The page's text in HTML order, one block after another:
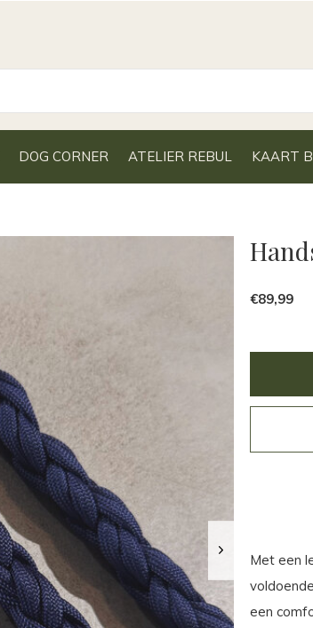
DOG CORNER ATELIER REBUL KAART
€89,99
Met een
een